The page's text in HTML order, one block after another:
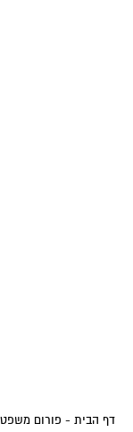
דף הבית - פורום